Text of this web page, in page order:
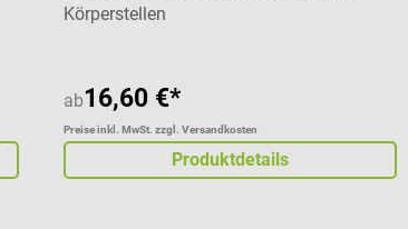
Körperstellen
ab16,60 €*
Preise inkl. MwSt. zzgl. Versandkosten
Produktdetails